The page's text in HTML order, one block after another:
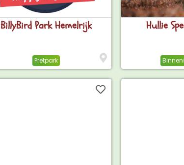
BillyBird Park Hemelrijk
Pretpark
Hullie